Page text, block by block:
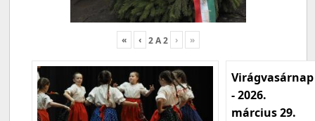
« ‹ 2A2 › »
Virágvasárnap
- 2026.
március 29.